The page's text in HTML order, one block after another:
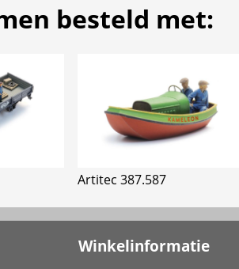
besteld met:
Artitec 387.587
Winkelinformatie